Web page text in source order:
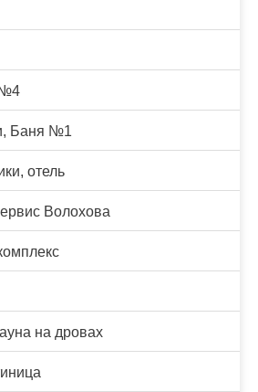
№4
Баня №1
отель
Волохова
на дровах